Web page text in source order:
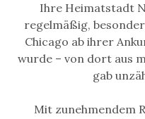
Ihre Heimatstadt
regelmäßig,
Chicago ab ihrer
wurde – von dort aus
gab
Mit zunehmendem